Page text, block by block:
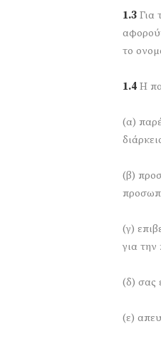
1.3 Για
το
1.4 Η
(α)
(β)
(γ)
για
(δ) σας
(ε)